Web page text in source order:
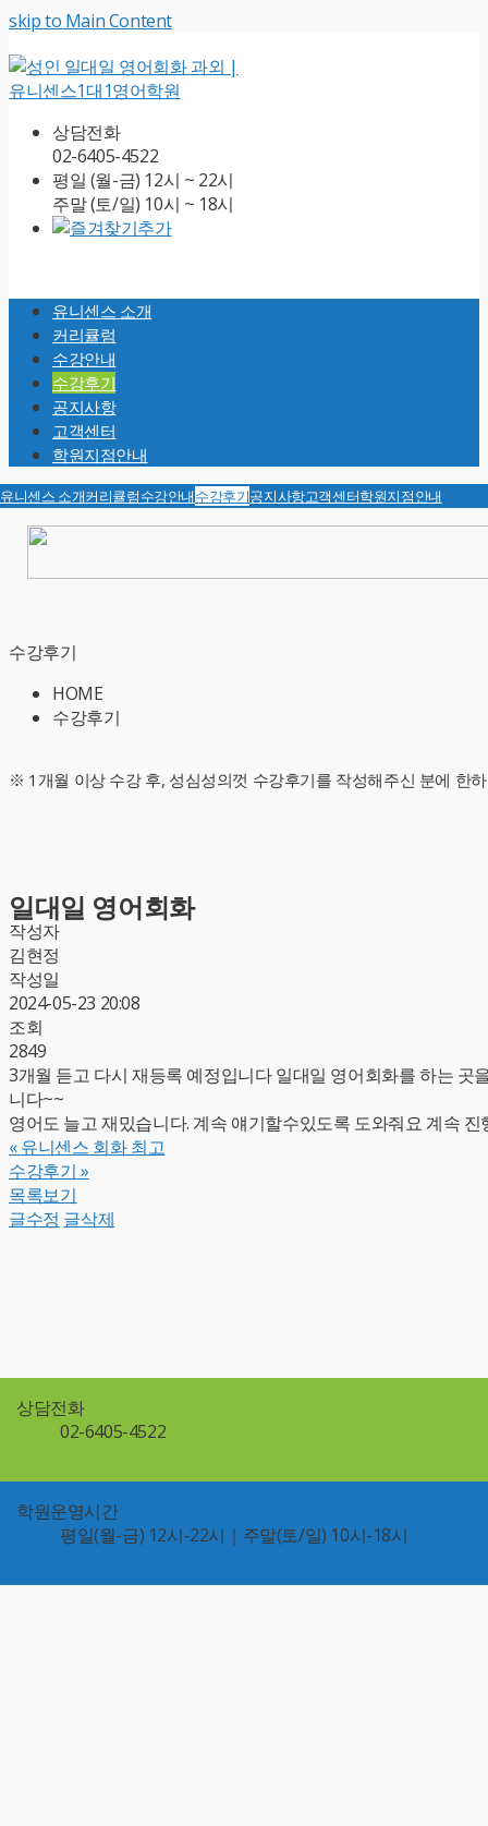
skip to Main Content
상담전화
02-6405-4522
평일 (월-금) 12시 ~ 22시
주말 (토/일) 10시 ~ 18시
Menu유니센스 소개
커리큘럼
수강안내
수강후기
공지사항
고객센터
학원지점안내
유니센스 소개커리큘럼수강안내수강후기공지사항고객센터학원지점안내
수강후기
HOME
수강후기
※ 1개월 이상 수강 후, 성심성의껏 수강후기를 작성해주신 분에 한
일대일 영어회화
작성자
김현정
작성일
2024-05-23 20:08
조회
2849
3개월 듣고 다시 재등록 예정입니다 일대일 영어회화를 하는
니다~~
영어도 늘고 재밌습니다. 계속 얘기할수있도록 도와줘요 계속
«유니센스 회화 최고
수강후기 »
목록보기
글수정 글삭제
상담전화
02-6405-4522
학원운영시간
평일(월-금) 12시-22시｜주말(토/일) 10시-18시